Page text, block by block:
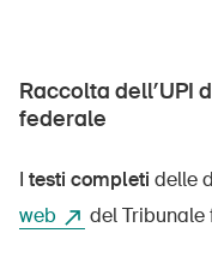
Raccolta dell’UPI
federale
I testi completi delle
web
del Tribunale